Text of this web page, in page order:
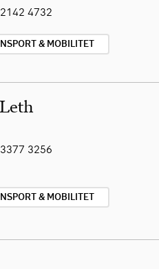
4732
& MOBILITET
3256
& MOBILITET